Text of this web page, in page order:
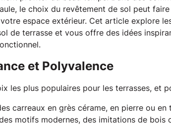
le choix du revêtement de sol peut
espace extérieur. Cet article explore
de terrasse et vous offre des idées
et Polyvalence
les plus populaires pour les terrasses, et
carreaux en grès cérame, en pierre ou
motifs modernes, des imitations de bois